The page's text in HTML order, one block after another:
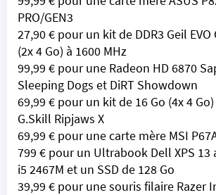
PRO/GEN3
27,90 € pour un kit de DDR3 Geil EVO
(2x 4 Go) à 1600 MHz
99,99 € pour une Radeon HD 6870
Sleeping Dogs et DiRT Showdown
69,99 € pour un kit de 16 Go (4x 4 Go)
G.Skill Ripjaws X
69,99 € pour une carte mère MSI
799 € pour un Ultrabook Dell XPS 13
i5 2467M et un SSD de 128 Go
39,99 € pour une souris filaire Razer